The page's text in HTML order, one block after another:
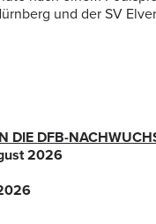
und der SV
DIE DFB-
2026